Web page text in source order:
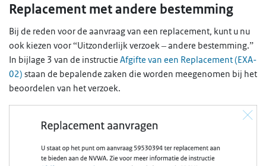
Replacement met andere bestemming
Bij de reden voor de aanvraag van een replacement, kunt u nu
ook kiezen voor “Uitzonderlijk verzoek – andere bestemming.”
In bijlage 3 van de instructie Afgifte van een Replacement (EXA-
02) staan de bepalende zaken die worden meegenomen bij het
beoordelen van het verzoek.